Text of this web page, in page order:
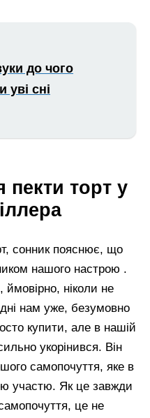
до чого
уві сні
пекти торт у
сонник пояснює, що
нашого настрою .
ймовірно, ніколи не
нам уже, безумовно
купити, але в нашій
укорінився. Він
самопочуття, яке в
участю. Як це завжди
це не